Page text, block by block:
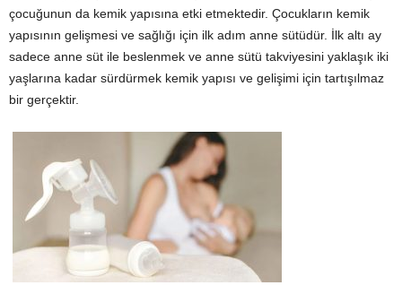
çocuğunun da kemik yapısına etki etmektedir. Çocukların kemik
yapısının gelişmesi ve sağlığı için ilk adım anne sütüdür. İlk altı ay
sadece anne süt ile beslenmek ve anne sütü takviyesini yaklaşık iki
yaşlarına kadar sürdürmek kemik yapısı ve gelişimi için tartışılmaz
bir gerçektir.